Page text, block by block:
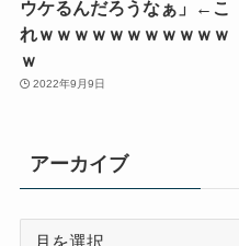
ウケるんだろうなぁ」←こ
れｗｗｗｗｗｗｗｗｗｗｗ
ｗ
2022年9月9日
アーカイブ